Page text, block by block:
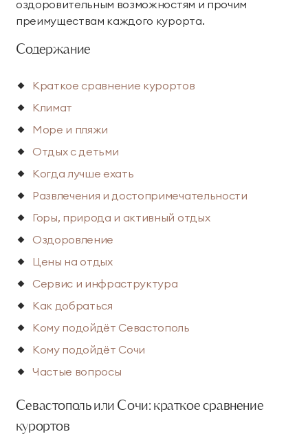
оздоровительным возможностям и прочим
преимуществам каждого курорта.
Содержание
Краткое сравнение курортов
Климат
Море и пляжи
Отдых с детьми
Когда лучше ехать
Развлечения и достопримечательности
Горы, природа и активный отдых
Оздоровление
Цены на отдых
Сервис и инфраструктура
Как добраться
Кому подойдёт Севастополь
Кому подойдёт Сочи
Частые вопросы
Севастополь или Сочи: краткое сравнение
курортов
Развлекательный
центр «Метрополис»
Анимация
Парк развлечений
Номера для малышей
Детский клуб
Спорт и активный отдых
Тренажерный зал Игровой зал
Теннисные корты Падел
Морские развлечения
Яхты
Парусный клуб Яхт-клуб «Мрия»
Семейные винные
виллы
Президентские
винные виллы
животными